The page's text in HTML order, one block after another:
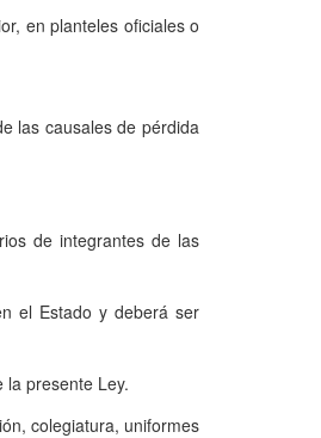
en planteles oficiales o
las causales de pérdida
de integrantes de las
el Estado y deberá ser
la presente Ley.
colegiatura, uniformes